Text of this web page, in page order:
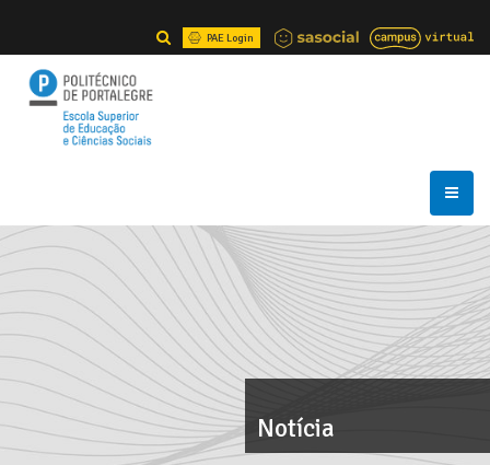
PAE Login
Notícia